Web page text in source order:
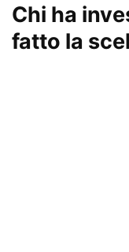
Chi ha
fatto la